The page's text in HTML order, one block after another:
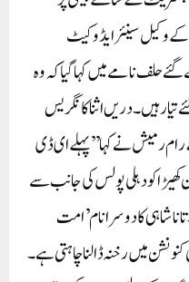
کے وکیل سینئر ایڈوکیٹ
حلف نامے میں کہا گیا کہ وہ
تیار ہیں۔دریں اثنا کانگریس
رمیش نے کہا ’’پہلے ای ڈی
کو دہلی پولس کی جانب سے
کا دوسرا نام ’امت
میں رخنہ ڈالنا چاہتی ہے۔